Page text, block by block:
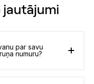
jautājumi
par savu
numuru?